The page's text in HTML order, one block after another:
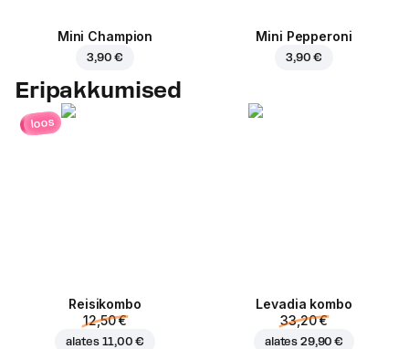
Mini Champion
3,90 €
Mini Pepperoni
3,90 €
Eripakkumised
loos
Reisikombo
12,50 €
alates 11,00 €
Levadia kombo
33,20 €
alates 29,90 €